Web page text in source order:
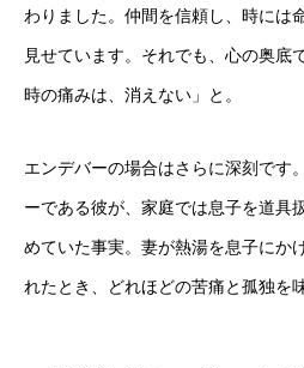
わりました。仲間を信頼し、時には
見せています。それでも、心の奥底
時の痛みは、消えない」と。
エンデバーの場合はさらに深刻です
ーである彼が、家庭では息子を道具
めていた事実。妻が熱湯を息子にか
れたとき、どれほどの苦痛と孤独を